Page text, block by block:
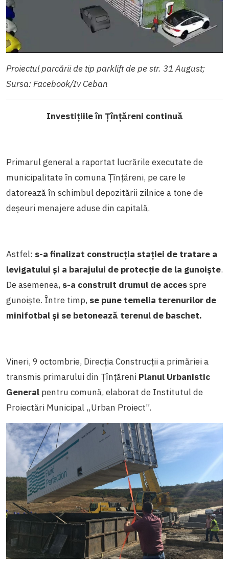
Proiectul parcării de tip parklift de pe str. 31 August;
Sursa: Facebook/Iv Ceban
Investițiile în Țînțăreni continuă
Primarul general a raportat lucrările executate de
municipalitate în comuna Țînțăreni, pe care le
datorează în schimbul depozitării zilnice a tone de
deșeuri menajere aduse din capitală.
Astfel: s-a finalizat construcția stației de tratare a
levigatului și a barajului de protecție de la gunoiște.
De asemenea, s-a construit drumul de accesspre
gunoiște. Între timp, se pune temelia terenurilor de
minifotbal și se betonează terenul de baschet.
Vineri, 9 octombrie, Direcția Construcții a primăriei a
transmis primarului din Țînțăreni Planul Urbanistic
General pentru comună, elaborat de Institutul de
Proiectări Municipal „Urban Proiect”.